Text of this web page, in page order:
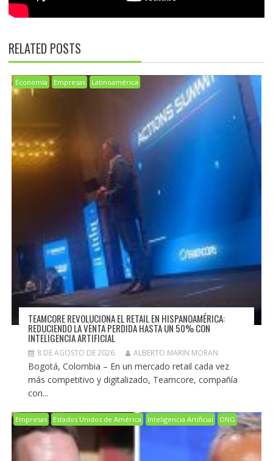
RELATED POSTS
Economía Empresas Latinoamérica
TEAMCORE REVOLUCIONA EL RETAIL EN HISPANOAMÉRICA:
REDUCIENDO LA VENTA PERDIDA HASTA UN 50% CON
INTELIGENCIA ARTIFICIAL
8 DE AGOSTO DE 2026 ALBERTO MARIN MORAN
Bogotá, Colombia – En un mercado retail cada vez
más competitivo y digitalizado, Teamcore, compañía
con...
Empresas Estados Unidos de América Inteligencia Artificial ONG